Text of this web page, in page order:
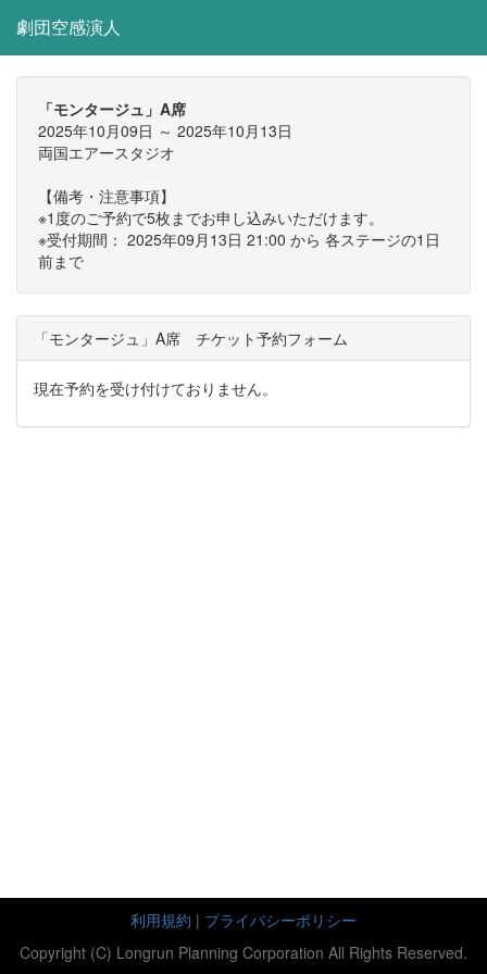
劇団空感演人
「モンタージュ」A席
2025年10月09日 ～ 2025年10月13日
両国エアースタジオ
【備考・注意事項】
※1度のご予約で5枚までお申し込みいただけます。
※受付期間： 2025年09月13日 21:00 から 各ステージの1日
前まで
「モンタージュ」A席 チケット予約フォーム
現在予約を受け付けておりません。
利用規約 | プライバシーポリシー
Copyright (C) Longrun Planning Corporation All Rights Reserved.